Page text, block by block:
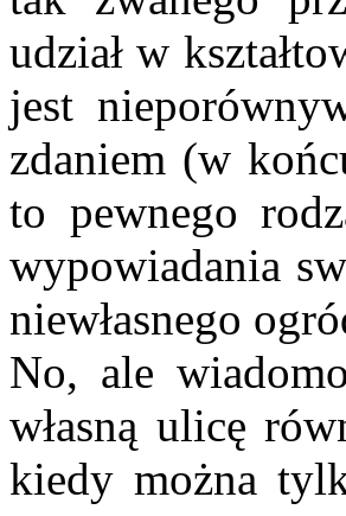
udział w
jest
zdaniem (w
to pewnego
wypowiadania
niewłasnego
No, ale
własną ulicę
kiedy można